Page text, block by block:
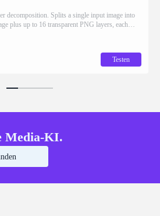
decomposition. Splits a single input image into
plus up to 16 transparent PNG layers, each
Testen
Media-KI.